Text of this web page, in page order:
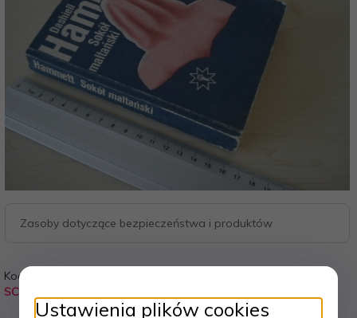
Zasoby dotyczące bezpieczeństwa i produktów
Kod:
SC7
Ustawienia plików cookies